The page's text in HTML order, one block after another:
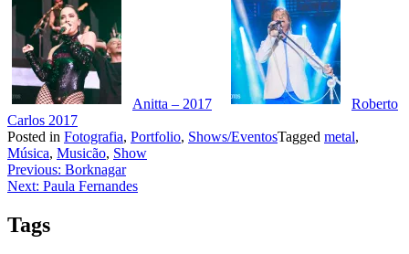
Anitta – 2017
Roberto
Carlos 2017
Posted in Fotografia, Portfolio, Shows/EventosTagged metal,
Música, Musicão, Show
Navegação
de
Post
Previous: Borknagar
Next: Paula Fernandes
Tags